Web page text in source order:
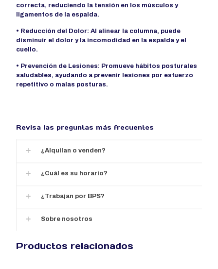
correcta, reduciendo la tensión en los músculos y
ligamentos de la espalda.
• Reducción del Dolor: Al alinear la columna, puede
disminuir el dolor y la incomodidad en la espalda y el
cuello.
• Prevención de Lesiones: Promueve hábitos posturales
saludables, ayudando a prevenir lesiones por esfuerzo
repetitivo o malas posturas.
Revisa las preguntas más frecuentes
¿Alquilan o venden?
¿Cuál es su horario?
¿Trabajan por BPS?
Sobre nosotros
Productos relacionados